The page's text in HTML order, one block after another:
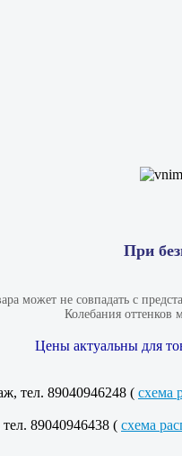
При
может не совпадать с
Колебания оттенков
Цены актуальны для
тел. 89040946248 ( схема
89040946438 ( схема